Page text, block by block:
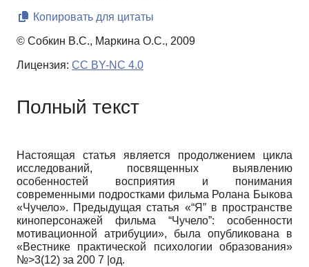
Копировать для цитаты
© Собкин В.С., Маркина О.С., 2009
Лицензия: CC BY-NC 4.0
Полный текст
Настоящая статья является продолжением цикла
исследований, посвященных выявлению
особенностей восприятия и понимания
современными подростками фильма Ролана Быкова
«Чучело». Предыдущая статья «“Я” в пространстве
киноперсонажей фильма “Чучело”: особенности
мотивационной атрибуции», была опубликована в
«Вестнике практической психологии образования»
№>3(12) за 200 7 |од.